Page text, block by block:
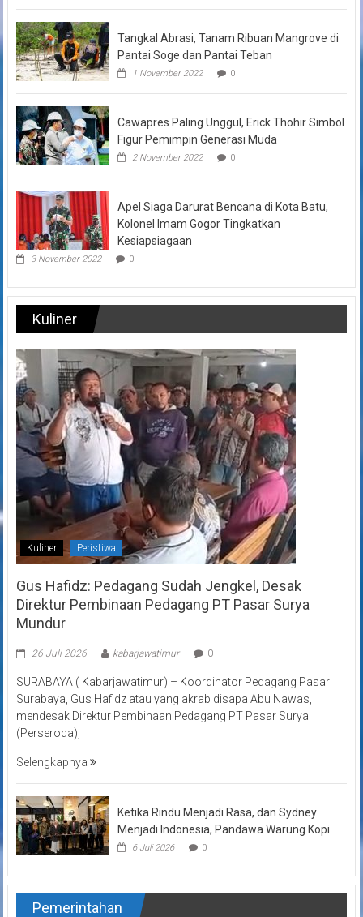
Tangkal Abrasi, Tanam Ribuan Mangrove di
Pantai Soge dan Pantai Teban
1 November 2022 0
Cawapres Paling Unggul, Erick Thohir Simbol
Figur Pemimpin Generasi Muda
2 November 2022 0
Apel Siaga Darurat Bencana di Kota Batu,
Kolonel Imam Gogor Tingkatkan
Kesiapsiagaan
3 November 2022 0
Kuliner
Kuliner Peristiwa
Gus Hafidz: Pedagang Sudah Jengkel, Desak
Direktur Pembinaan Pedagang PT Pasar Surya
Mundur
26 Juli 2026 kabarjawatimur 0
SURABAYA ( Kabarjawatimur) – Koordinator Pedagang Pasar
Surabaya, Gus Hafidz atau yang akrab disapa Abu Nawas,
mendesak Direktur Pembinaan Pedagang PT Pasar Surya
(Perseroda),
Selengkapnya
Ketika Rindu Menjadi Rasa, dan Sydney
Menjadi Indonesia, Pandawa Warung Kopi
6 Juli 2026 0
Pemerintahan